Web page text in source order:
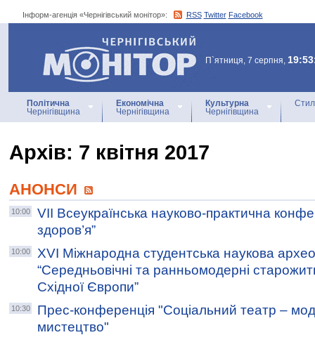
Інформ-агенція «Чернігівський монітор»: RSS Twitter Facebook
Інформ-агенція
«Чернігівський монітор»
П`ятниця, 7 серпня,
Політична
Чернігівщина
Економічна
Чернігівщина
Культурна
Чернігівщина
Архiв: 7 квітня 2017
АНОНСИ
10:00
VІІ Всеукраїнська науково-практична
здоров’я”
10:00
ХVІ Міжнародна студентська наукова
“Середньовічні та ранньомодерні
Східної Європи”
10:30
Прес-конференція "Соціальний театр –
мистецтво"